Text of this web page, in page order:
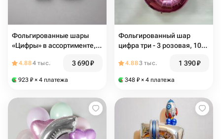
Фольгированные шары
«Цифры» в ассортименте,
4.884 тыс. 3 690₽
923 ₽ × 4 платежа
Фольгированный шар
цифра три - 3 розовая, 102
4.883 тыс. 1 390₽
348 ₽ × 4 платежа